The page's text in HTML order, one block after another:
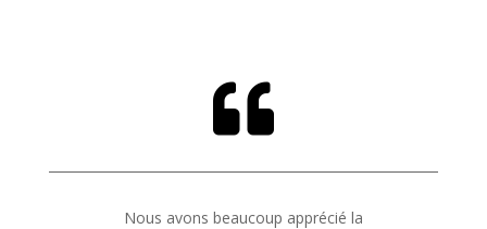

Nous avons beaucoup apprécié la